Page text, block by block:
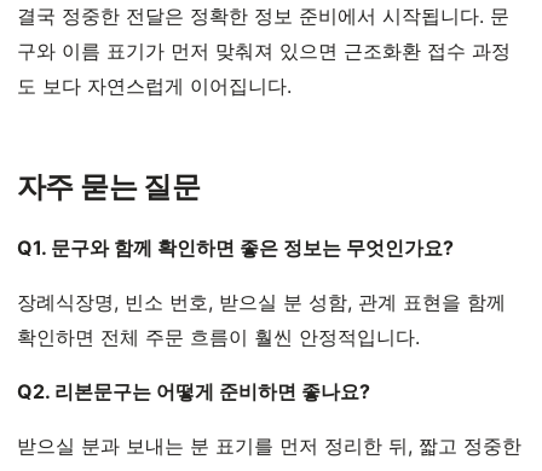
결국 정중한 전달은 정확한 정보 준비에서 시작됩니다. 문
구와 이름 표기가 먼저 맞춰져 있으면 근조화환 접수 과정
도 보다 자연스럽게 이어집니다.
자주 묻는 질문
Q1. 문구와 함께 확인하면 좋은 정보는 무엇인가요?
장례식장명, 빈소 번호, 받으실 분 성함, 관계 표현을 함께
확인하면 전체 주문 흐름이 훨씬 안정적입니다.
Q2. 리본문구는 어떻게 준비하면 좋나요?
받으실 분과 보내는 분 표기를 먼저 정리한 뒤, 짧고 정중한